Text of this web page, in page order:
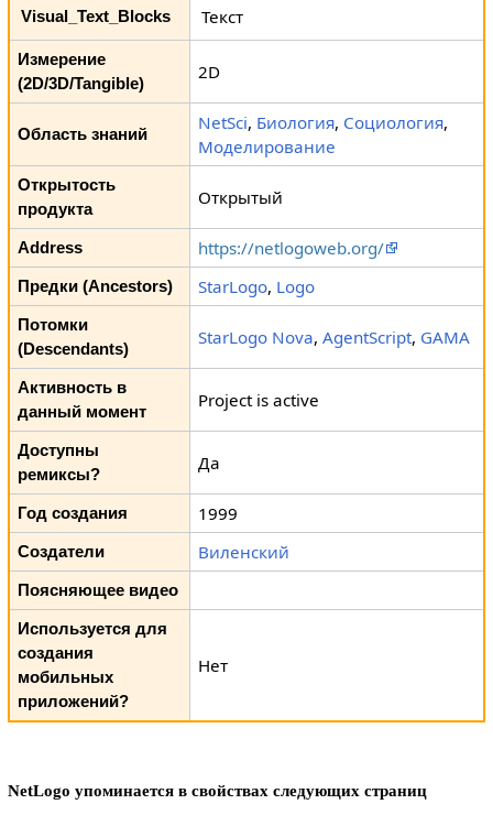
Visual_Text_Blocks Текст
Измерение
(2D/3D/Tangible)
2D
Область знаний
NetSci, Биология, Социология,
Моделирование
Открытость
продукта
Открытый
Address https://netlogoweb.org/
Предки (Ancestors) StarLogo, Logo
Потомки
(Descendants)
StarLogo Nova,AgentScript, GAMA
Активность в
данный момент
Project is active
Доступны
ремиксы?
Да
Год создания 1999
Создатели Виленский
Поясняющее видео
Используется для
создания
мобильных
приложений?
Нет
NetLogo упоминается в свойствах следующих страниц